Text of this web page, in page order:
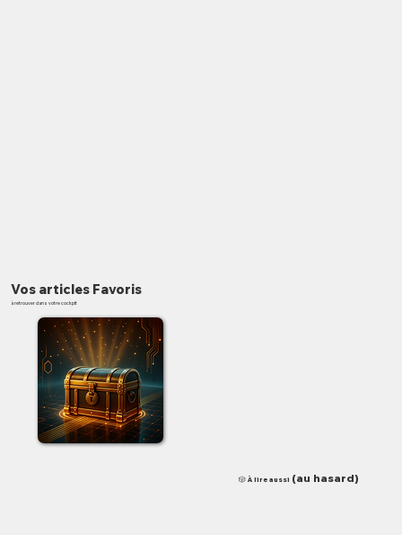
Vos articles Favoris
à retrouver dans votre cockpit
🎲 À lire aussi (au hasard)